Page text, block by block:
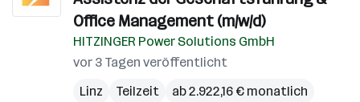
Office Management (m/w/d)
HITZINGER Power Solutions GmbH
vor 3 Tagen veröffentlicht
Linz
Teilzeit ab 2.922,16 € monatlich